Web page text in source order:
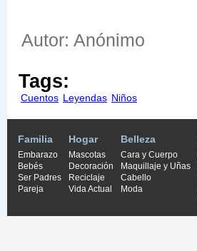
Autor: Anónimo
Tags:
Cuentos Leyendas Niños
Familia
Embarazo
Bebés
Ser Padres
Pareja
Hogar
Mascotas
Decoración
Reciclaje
Vida Actual
Belleza
Cara y Cuerpo
Maquillaje y Uñas
Cabello
Moda